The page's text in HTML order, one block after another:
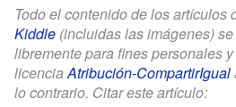
Todo el contenido de los artículos
Kiddle (incluidas las imágenes)
libremente para fines personales
licenciaAtribución-CompartirIgual
lo contrario. Citar este artículo: